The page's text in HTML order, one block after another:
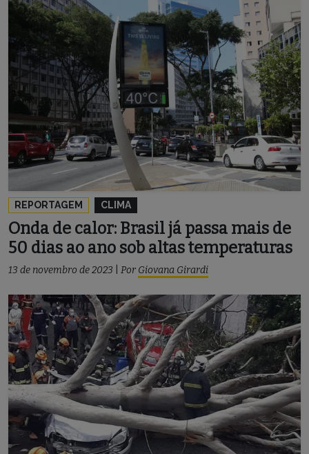
REPORTAGEM CLIMA
Onda de calor: Brasil já passa mais de
50 dias ao ano sob altas temperaturas
13 de novembro de 2023 Por Giovana Girardi